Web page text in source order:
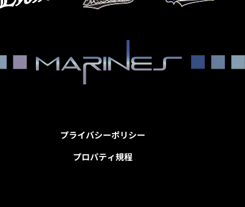
プライバシーポリシー
プロパティ規程